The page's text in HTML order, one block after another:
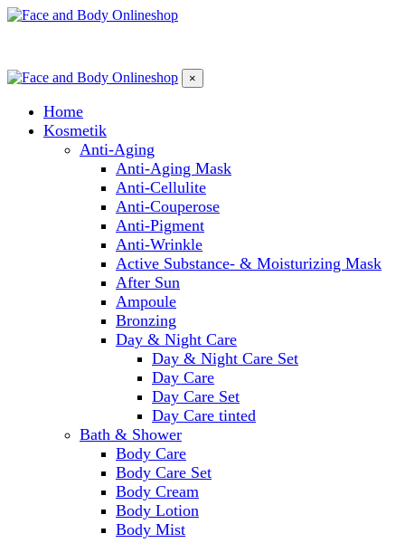
×
Home
Kosmetik
Anti-Aging
Anti-Aging Mask
Anti-Cellulite
Anti-Couperose
Anti-Pigment
Anti-Wrinkle
Active Substance- & Moisturizing Mask
After Sun
Ampoule
Bronzing
Day & Night Care
Day & Night Care Set
Day Care
Day Care Set
Day Care tinted
Bath & Shower
Body Care
Body Care Set
Body Cream
Body Lotion
Body Mist